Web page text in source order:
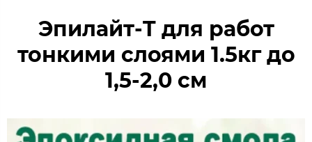
Эпилайт-T для работ
тонкими слоями 1.5кг до
1,5-2,0 см